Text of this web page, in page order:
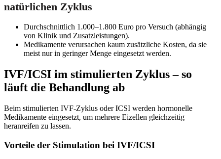
natürlichen Zyklus
Durchschnittlich 1.000–1.800 Euro pro Versuch (abhängig
von Klinik und Zusatzleistungen).
Medikamente verursachen kaum zusätzliche Kosten, da sie
meist nur in geringer Menge eingesetzt werden.
IVF/ICSI im stimulierten Zyklus – so
läuft die Behandlung ab
Beim stimulierten IVF-Zyklus oder ICSI werden hormonelle
Medikamente eingesetzt, um mehrere Eizellen gleichzeitig
heranreifen zu lassen.
Vorteile der Stimulation bei IVF/ICSI